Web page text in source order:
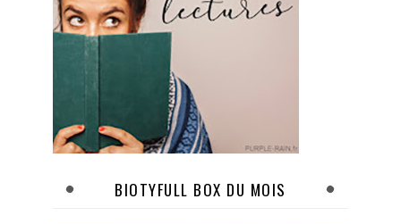
BIOTYFULL BOX DU MOIS